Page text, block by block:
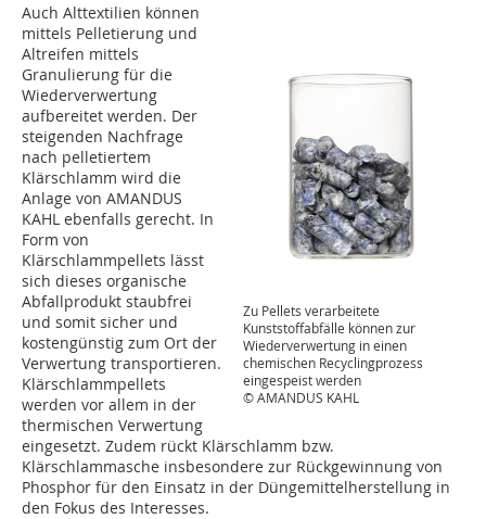
Zu Pellets verarbeitete
Kunststoffabfälle können zur
Wiederverwertung in einen
chemischen Recyclingprozess
eingespeist werden
© AMANDUS KAHL
Auch Alttextilien können
mittels Pelletierung und
Altreifen mittels
Granulierung für die
Wiederverwertung
aufbereitet werden. Der
steigenden Nachfrage
nach pelletiertem
Klärschlamm wird die
Anlage von AMANDUS
KAHL ebenfalls gerecht. In
Form von
Klärschlammpellets lässt
sich dieses organische
Abfallprodukt staubfrei
und somit sicher und
kostengünstig zum Ort der
Verwertung transportieren.
Klärschlammpellets
werden vor allem in der
thermischen Verwertung
eingesetzt. Zudem rückt Klärschlamm bzw.
Klärschlammasche insbesondere zur Rückgewinnung von
Phosphor für den Einsatz in der Düngemittelherstellung in
den Fokus des Interesses.